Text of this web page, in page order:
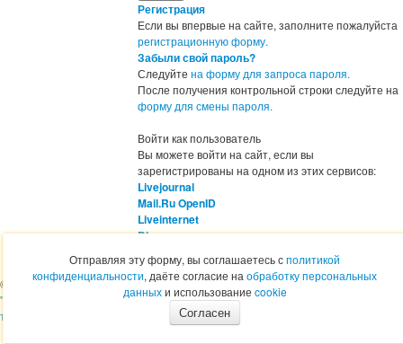
Регистрация
Если вы впервые на сайте, заполните пожалуйста
регистрационную форму.
Забыли свой пароль?
Следуйте на форму для запроса пароля.
После получения контрольной строки следуйте на
форму для смены пароля.
Войти как пользователь
Вы можете войти на сайт, если вы
зарегистрированы на одном из этих сервисов:
Livejournal
Mail.Ru OpenID
Liveinternet
Blogger
© 2011 - 2026ООО
"ОПТТОРГ" - Оптовая
торговля
+7 (4912) 28-89-12
Отправляя эту форму, вы соглашаетесь сполитикой
конфиденциальности, даёте согласие на обработку персональных
данныхи использование cookie
Согласен